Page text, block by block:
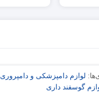
لوازم دامپزشکی و دامپروری
گوسفند داری